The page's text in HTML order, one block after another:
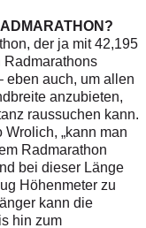
der ja mit 42,195
Radmarathons
eben auch, um allen
anzubieten,
raussuchen kann.
Wrolich, „kann man
Radmarathon
bei dieser Länge
Höhenmeter zu
kann die
hin zum